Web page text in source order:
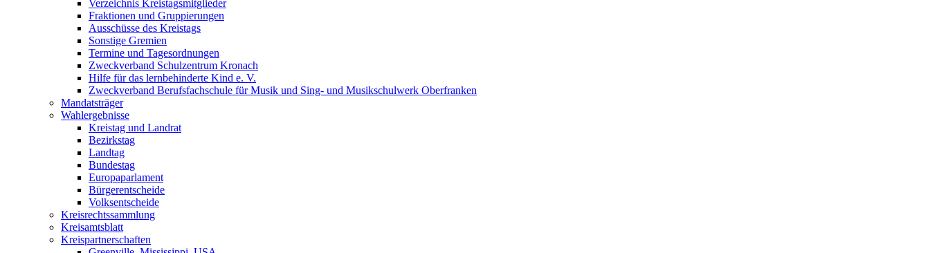
Verzeichnis Kreistagsmitglieder
Fraktionen und Gruppierungen
Ausschüsse des Kreistags
Sonstige Gremien
Termine und Tagesordnungen
Zweckverband Schulzentrum Kronach
Hilfe für das lernbehinderte Kind e. V.
Zweckverband Berufsfachschule für Musik und Sing- und Musikschulwerk Oberfranken
Mandatsträger
Wahlergebnisse
Kreistag und Landrat
Bezirkstag
Landtag
Bundestag
Europaparlament
Bürgerentscheide
Volksentscheide
Kreisrechtssammlung
Kreisamtsblatt
Kreispartnerschaften